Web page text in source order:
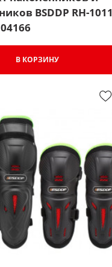
BSDDP RH-1011
04166
В КОРЗИНУ